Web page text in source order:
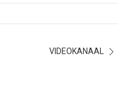
VIDEOKANAAL